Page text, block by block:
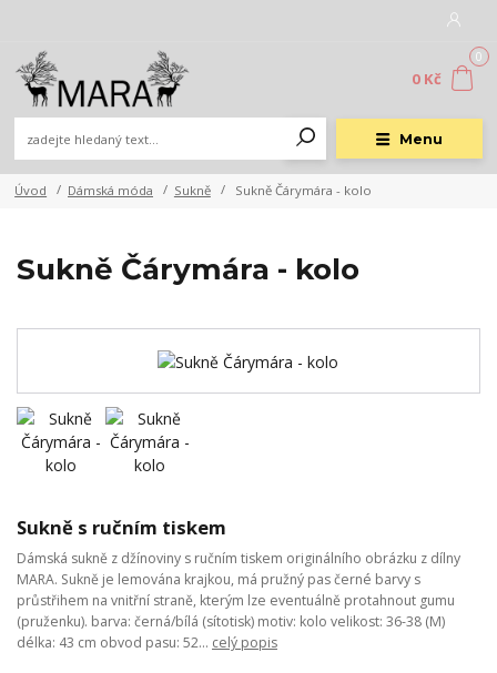
Menu
0
0 Kč
Úvod Dámská móda Sukně Sukně Čárymára - kolo
Sukně Čárymára - kolo
Sukně s ručním tiskem
Dámská sukně z džínoviny s ručním tiskem originálního obrázku z dílny
MARA. Sukně je lemována krajkou, má pružný pas černé barvy s
průstřihem na vnitřní straně, kterým lze eventuálně protahnout gumu
(pruženku). barva: černá/bílá (sítotisk) motiv: kolo velikost: 36-38 (M)
délka: 43 cm obvod pasu: 52... celý popis